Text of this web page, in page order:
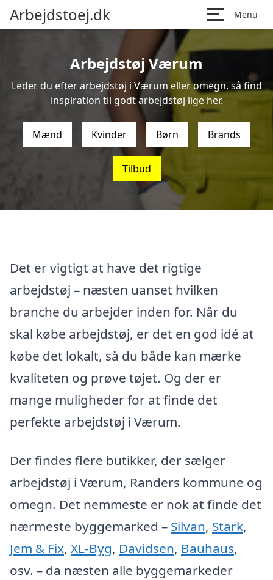
Arbejdstoej.dk Menu
Arbejdstøj Værum
Leder du efter arbejdstøj i Værum eller omegn, så find
inspiration til godt arbejdstøj lige her.
Mænd Kvinder Børn Brands
Tilbud
Det er vigtigt at have det rigtige
arbejdstøj – næsten uanset hvilken
branche du arbejder inden for. Når du
skal købe arbejdstøj, er det en god idé at
købe det lokalt, så du både kan mærke
kvaliteten og prøve tøjet. Og der er
mange muligheder for at finde det
perfekte arbejdstøj i Værum.
Der findes flere butikker, der sælger
arbejdstøj i Værum, Randers kommune og
omegn. Det nemmeste er nok at finde det
nærmeste byggemarked – Silvan, Stark,
Jem & Fix, XL-Byg, Davidsen, Bauhaus,
osv. – da næsten alle byggemarkeder